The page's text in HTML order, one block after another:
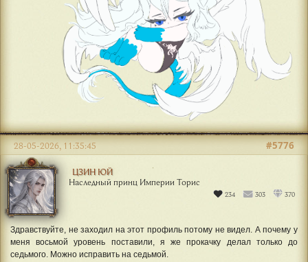
ЦЗИН ЮЙ
Наследный принц Империи Торис
234 303 370
#5776
28-05-2026, 11:35:45
Здравствуйте, не заходил на этот профиль потому не видел. А почему у
меня восьмой уровень поставили, я же прокачку делал только до
седьмого. Можно исправить на седьмой.